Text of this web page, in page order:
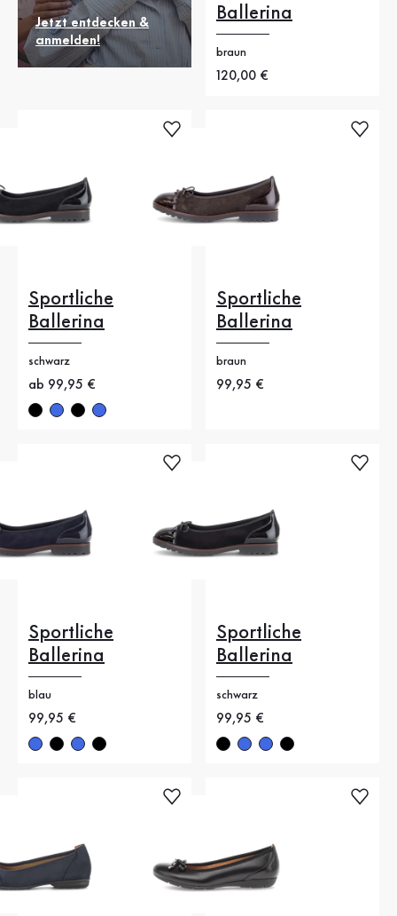
Jetzt entdecken &
anmelden!
Ballerina
braun
Neuer Preis
120,00 €
Sportliche
Ballerina
schwarz
Neuer Preis
ab 99,95 €
Sportliche
Ballerina
braun
Neuer Preis
99,95 €
Sportliche
Ballerina
blau
Neuer Preis
99,95 €
Sportliche
Ballerina
schwarz
Neuer Preis
99,95 €